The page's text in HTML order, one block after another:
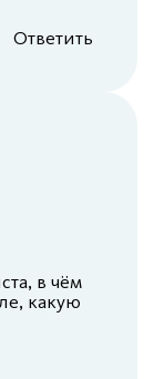
Ответить
в чём
какую